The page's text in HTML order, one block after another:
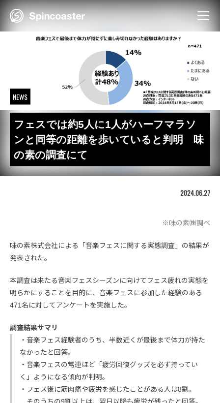
Skip
NEWS
フェスでは約5人に1人がハーフマラソ
ンと同等の距離を歩いていると判明 味
の素の調査にて
2024.06.27
※味の素㈱調べ
味の素株式会社による「音楽フェスに関する実態調査」の結果が
発表された。
本調査は来たる音楽フェスシーズンに向けてフェス疲れの実態を
明らかにすることを目的に、音楽フェスに参加した経験のある
471名に対してアンケートを実施した。
調査結果サマリ
・音楽フェス経験者のうち、半数近くが最後まで体力が持た
なかったと回答。
・音楽フェスの常連ほど「疲労回復グッズを必ず持ってい
く」ようになる傾向が判明。
・フェス後に筋肉痛や疲労を感じたことがある人は8割。
そのうちの9割以上は、翌日以降も疲労が残ったと回答。